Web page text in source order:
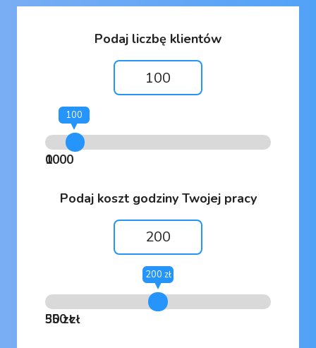
Podaj liczbę klientów
100
0
1000
Podaj koszt godziny Twojej pracy
200 zł
50 zł
350 zł